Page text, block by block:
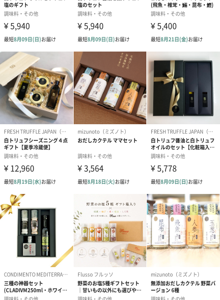
能登のお醤油
能登の原材料を使い、木桶で仕込んでいます。冷奴によく合いま
糀のディップソース
自家製の糀甘酒をベースに、にんにくやショウガを混ぜ合わせて
います。
野菜はもちろん、お肉にもよく合います。
糀とごまのディップソース
自家製の糀甘酒をベースに、醤油やごまなどを混ぜ合わせていま
す。
野菜はもちろん、豆腐やしゃぶしゃぶのタレとしてもお使いいた
だけます。
おかずみそ（ごぼう）